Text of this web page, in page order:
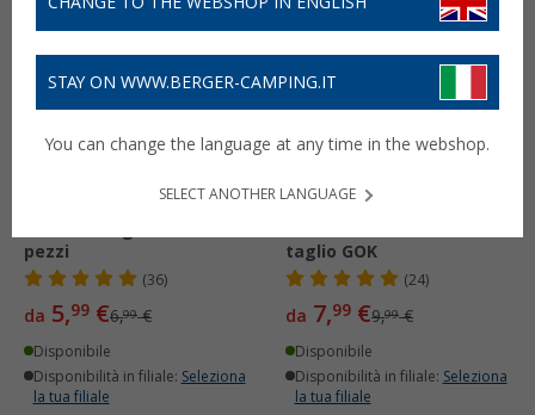
-14%
pezzi
(36)
da 5,99 €6,99€
Disponibile
Disponibilità in filiale: Seleziona
la tua filiale
-20%
taglio GOK
(24)
da 7,99 €9,99€
Disponibile
Disponibilità in filiale: Seleziona
la tua filiale
STAY ON WWW.BERGER-CAMPING.IT
You can change the language at any time in the webshop.
SELECT ANOTHER LANGUAGE